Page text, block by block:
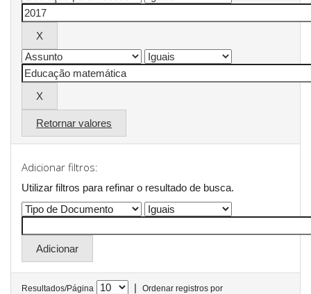
Retornar valores
Adicionar filtros:
Utilizar filtros para refinar o resultado de busca.
Resultados/Página |
Ordenar registros por